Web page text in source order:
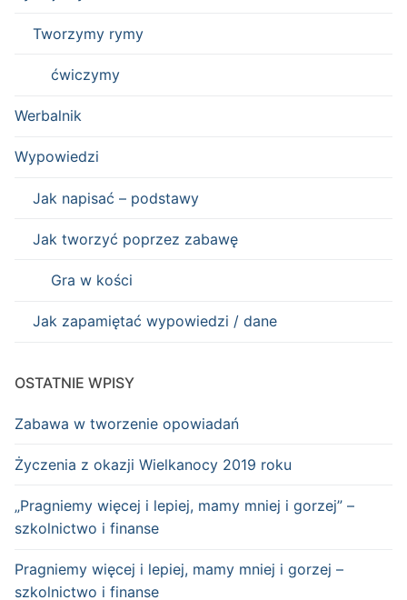
Tworzymy rymy
ćwiczymy
Werbalnik
Wypowiedzi
Jak napisać – podstawy
Jak tworzyć poprzez zabawę
Gra w kości
Jak zapamiętać wypowiedzi / dane
OSTATNIE WPISY
Zabawa w tworzenie opowiadań
Życzenia z okazji Wielkanocy 2019 roku
„Pragniemy więcej i lepiej, mamy mniej i gorzej” –
szkolnictwo i finanse
Pragniemy więcej i lepiej, mamy mniej i gorzej –
szkolnictwo i finanse